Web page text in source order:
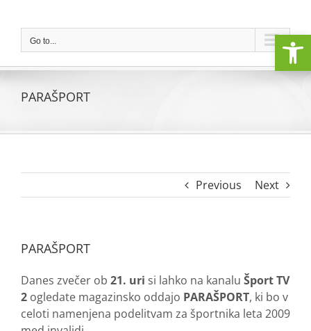
contentGo to...
PARAŠPORT
Previous Next
PARAŠPORT
Danes zvečer ob 21. uri si lahko na kanalu Šport TV
2 ogledate magazinsko oddajo PARAŠPORT, ki bo v
celoti namenjena podelitvam za športnika leta 2009